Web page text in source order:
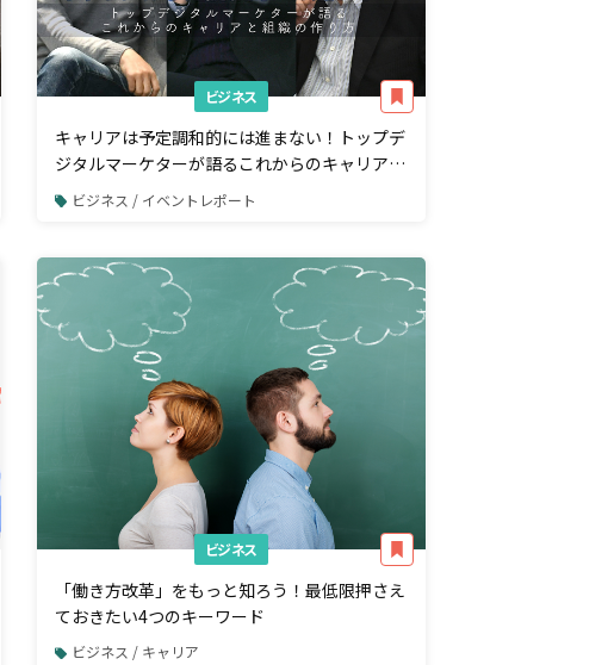
ビジネス
キャリアは予定調和的には進まない！トップデ
ジタルマーケターが語るこれからのキャリアと
組織の作り方
ビジネス / イベントレポート
ビジネス
「働き方改革」をもっと知ろう！最低限押さえ
ておきたい4つのキーワード
ビジネス / キャリア